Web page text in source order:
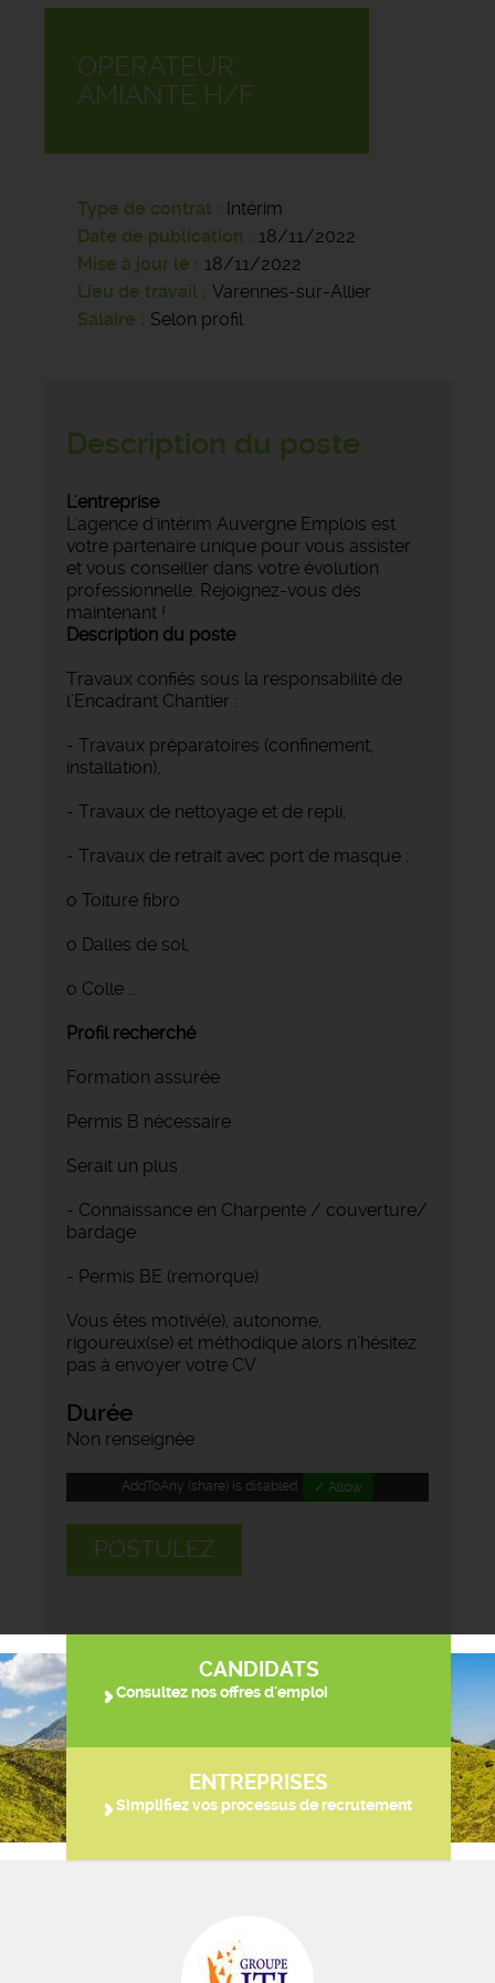
OPERATEUR
AMIANTE H/F
Type de contrat
Intérim
Date de publication
18/11/2022
Mise à jour le
18/11/2022
Lieu de travail
Varennes-sur-Allier
Salaire
Selon profil
Description du poste
L'entreprise
L'agence d'intérim Auvergne Emplois est
votre partenaire unique pour vous assister
et vous conseiller dans votre évolution
professionnelle. Rejoignez-vous dès
maintenant !
Description du poste
Travaux confiés sous la responsabilité de
l’Encadrant Chantier :
- Travaux préparatoires (confinement,
installation),
- Travaux de nettoyage et de repli,
- Travaux de retrait avec port de masque :
o Toiture fibro
o Dalles de sol,
o Colle …
Profil recherché
Formation assurée
Permis B nécessaire
Serait un plus :
- Connaissance en Charpente / couverture/
bardage
- Permis BE (remorque)
Vous êtes motivé(e), autonome,
rigoureux(se) et méthodique alors n’hésitez
pas à envoyer votre CV
Durée
Non renseignée
AddToAny (share) is disabled. ✓ Allow
POSTULEZ
CANDIDATS
Consultez nos offres d'emploi
ENTREPRISES
Simplifiez vos processus de recrutement